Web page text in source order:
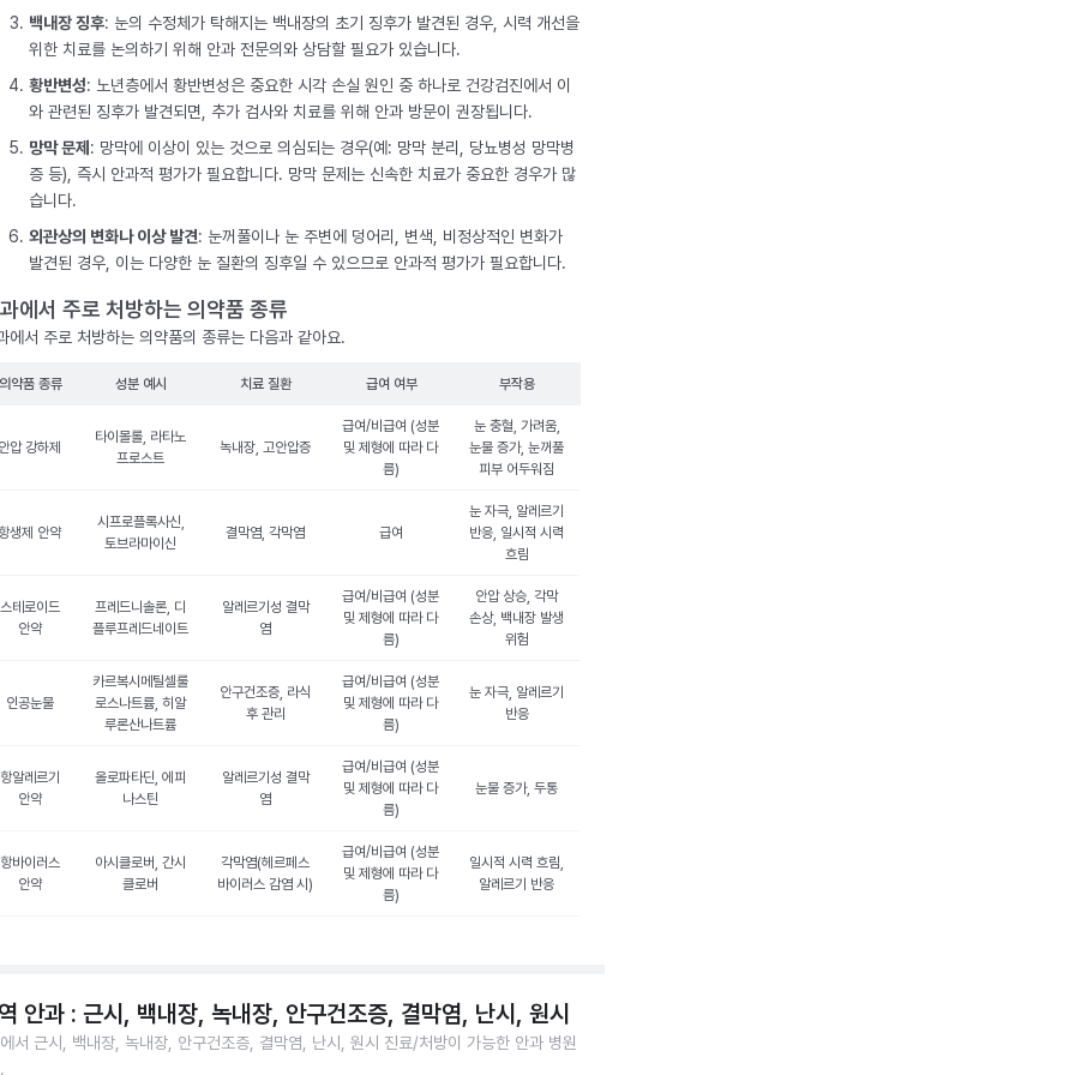
백내장 징후: 눈의 수정체가 탁해지는 백내장의 초기 징후가 발견된 경우, 시력 개선을
위한 치료를 논의하기 위해 안과 전문의와 상담할 필요가 있습니다.
황반변성: 노년층에서 황반변성은 중요한 시각 손실 원인 중 하나로 건강검진에서 이
와 관련된 징후가 발견되면, 추가 검사와 치료를 위해 안과 방문이 권장됩니다.
망막 문제 : 망막에 이상이 있는 것으로 의심되는 경우(예: 망막 분리, 당뇨병성 망막병
증 등), 즉시 안과적 평가가 필요합니다. 망막 문제는 신속한 치료가 중요한 경우가 많
습니다.
외관상의 변화나 이상 발견: 눈꺼풀이나 눈 주변에 덩어리, 변색, 비정상적인 변화가
발견된 경우, 이는 다양한 눈 질환의 징후일 수 있으므로 안과적 평가가 필요합니다.
에서 주로 처방하는 의약품 종류
에서 주로 처방하는 의약품의 종류는 다음과 같아요.
약품 종류 성분 예시 치료 질환 급여 여부 부작용
압 강하제
타이몰롤, 라타노
프로스트
녹내장, 고안압증
급여/비급여 (성분
및 제형에 따라 다
름)
눈 충혈, 가려움,
눈물 증가, 눈꺼풀
피부 어두워짐
생제 안약
시프로플록사신,
토브라마이신
결막염, 각막염 급여
눈 자극, 알레르기
반응, 일시적 시력
흐림
스테로이드
안약
프레드니솔론, 디
플루프레드네이트
알레르기성 결막
염
급여/비급여 (성분
및 제형에 따라 다
름)
안압 상승, 각막
손상, 백내장 발생
위험
인공눈물
카르복시메틸셀룰
로스나트륨, 히알
루론산나트륨
안구건조증, 라식
후 관리
급여/비급여 (성분
및 제형에 따라 다
름)
눈 자극, 알레르기
반응
항알레르기
안약
올로파타딘, 에피
나스틴
알레르기성 결막
염
급여/비급여 (성분
및 제형에 따라 다
름)
눈물 증가, 두통
항바이러스
안약
아시클로버, 간시
클로버
각막염(헤르페스
바이러스 감염 시)
급여/비급여 (성분
및 제형에 따라 다
름)
일시적 시력 흐림,
알레르기 반응
안과 : 근시, 백내장, 녹내장, 안구건조증, 결막염, 난시, 원시
서 근시, 백내장, 녹내장, 안구건조증, 결막염, 난시, 원시 진료/처방이 가능한 안과 병원